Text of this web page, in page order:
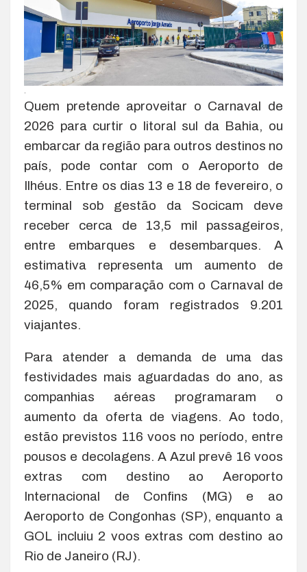
Quem pretende aproveitar o Carnaval de
2026 para curtir o litoral sul da Bahia, ou
embarcar da região para outros destinos no
país, pode contar com o Aeroporto de
Ilhéus. Entre os dias 13 e 18 de fevereiro, o
terminal sob gestão da Socicam deve
receber cerca de 13,5 mil passageiros,
entre embarques e desembarques. A
estimativa representa um aumento de
46,5% em comparação com o Carnaval de
2025, quando foram registrados 9.201
viajantes.
Para atender a demanda de uma das
festividades mais aguardadas do ano, as
companhias aéreas programaram o
aumento da oferta de viagens. Ao todo,
estão previstos 116 voos no período, entre
pousos e decolagens. A Azul prevê 16 voos
extras com destino ao Aeroporto
Internacional de Confins (MG) e ao
Aeroporto de Congonhas (SP), enquanto a
GOL incluiu 2 voos extras com destino ao
Rio de Janeiro (RJ).